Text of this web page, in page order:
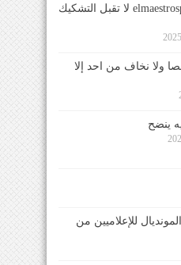
مصداقية elmaestrosport لا تقبل التشكيك
ولا نخاف من احد إلا
ينضح
للإعلاميين من